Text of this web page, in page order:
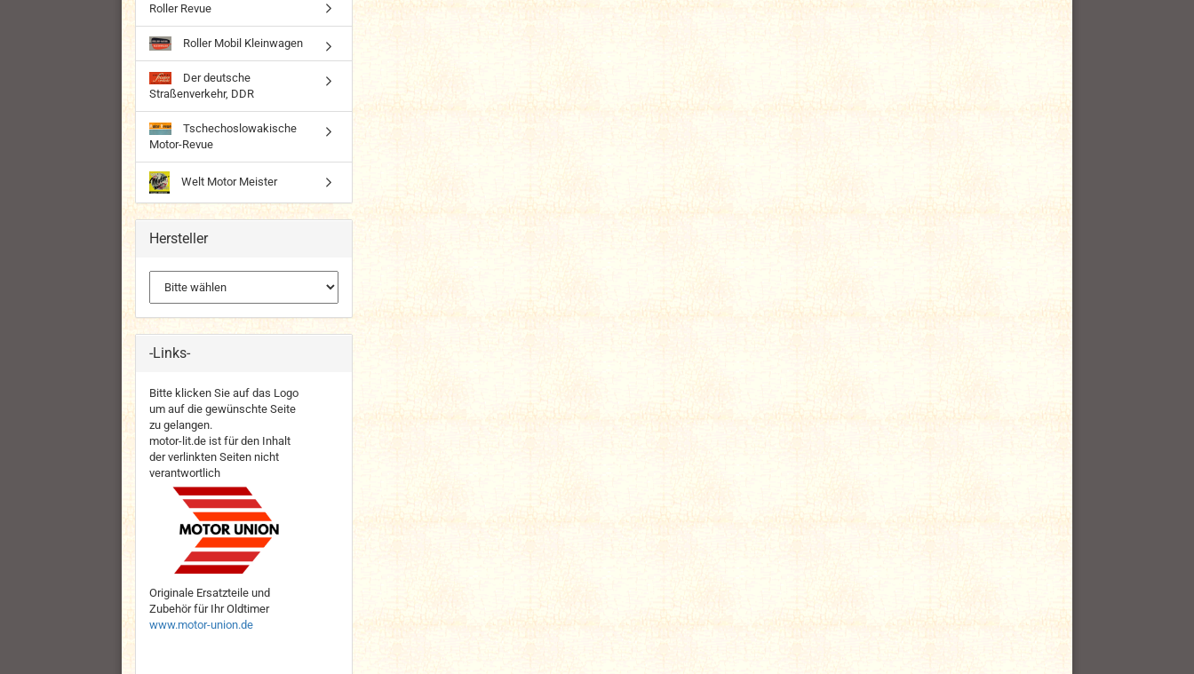
Roller Revue
Roller Mobil Kleinwagen
Der deutsche
Straßenverkehr, DDR
Tschechoslowakische
Motor-Revue
Welt Motor Meister
Hersteller
-Links-
Bitte klicken Sie auf das Logo
um auf die gewünschte Seite
zu gelangen.
motor-lit.de ist für den Inhalt
der verlinkten Seiten nicht
verantwortlich
Originale Ersatzteile und
Zubehör für Ihr Oldtimer
www.motor-union.de